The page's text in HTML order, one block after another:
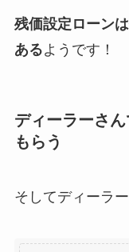
残価設定ローン
あるようです！
ディーラーさ
もらう
そしてディーラ